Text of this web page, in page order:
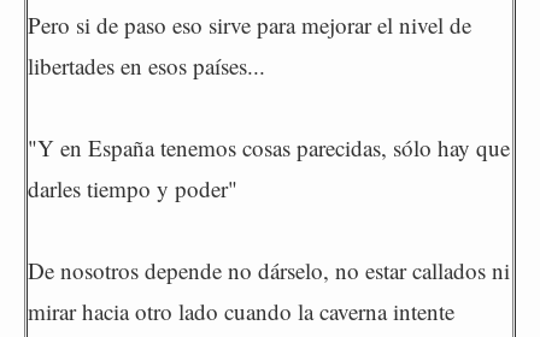
Pero si de paso eso sirve para mejorar el nivel de
libertades en esos países...
"Y en España tenemos cosas parecidas, sólo hay que
darles tiempo y poder"
De nosotros depende no dárselo, no estar callados ni
mirar hacia otro lado cuando la caverna intente